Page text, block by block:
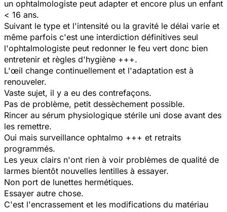
un ophtalmologiste peut adapter et encore plus un enfant
< 16 ans.
Suivant le type et l'intensité ou la gravité le délai varie et
même parfois c'est une interdiction définitives seul
l'ophtalmologiste peut redonner le feu vert donc bien
entretenir et règles d'hygiène +++.
L'œil change continuellement et l'adaptation est à
renouveler.
Vaste sujet, il y a eu des contrefaçons.
Pas de problème, petit dessèchement possible.
Rincer au sérum physiologique stérile uni dose avant des
les remettre.
Oui mais surveillance ophtalmo +++ et retraits
programmés.
Les yeux clairs n'ont rien à voir problèmes de qualité de
larmes bientôt nouvelles lentilles à essayer.
Non port de lunettes hermétiques.
Essayer autre chose.
C'est l'encrassement et les modifications du matériau